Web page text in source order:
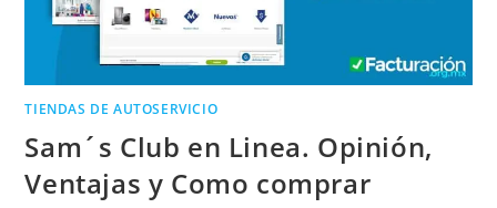
TIENDAS DE AUTOSERVICIO
Sam´s Club en Linea. Opinión,
Ventajas y Como comprar